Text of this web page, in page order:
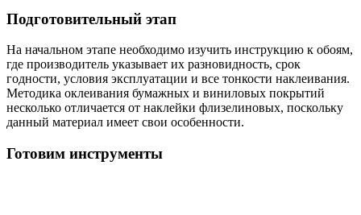
Подготовительный этап
На начальном этапе необходимо изучить инструкцию к обоям,
где производитель указывает их разновидность, срок
годности, условия эксплуатации и все тонкости наклеивания.
Методика оклеивания бумажных и виниловых покрытий
несколько отличается от наклейки флизелиновых, поскольку
данный материал имеет свои особенности.
Готовим инструменты